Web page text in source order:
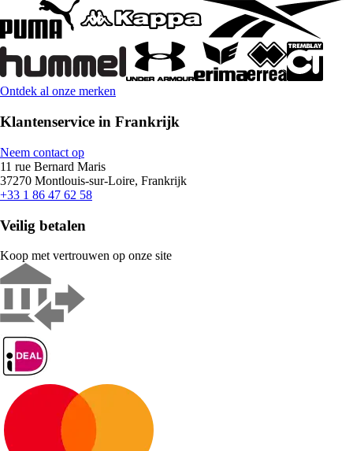
Ontdek al onze merken
Klantenservice in Frankrijk
Neem contact op
11 rue Bernard Maris
37270 Montlouis-sur-Loire, Frankrijk
+33 1 86 47 62 58
Veilig betalen
Koop met vertrouwen op onze site